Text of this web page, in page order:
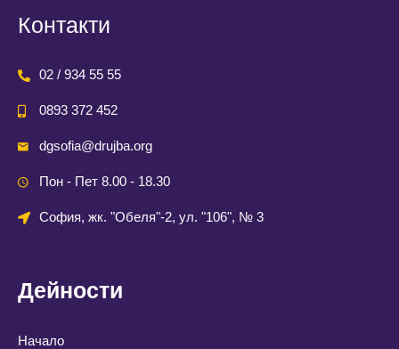
Контакти
02 / 934 55 55
0893 372 452
dgsofia@drujba.org
Пон - Пет 8.00 - 18.30
София, жк. "Обеля"-2, ул. "106", № 3
Дейности
Начало